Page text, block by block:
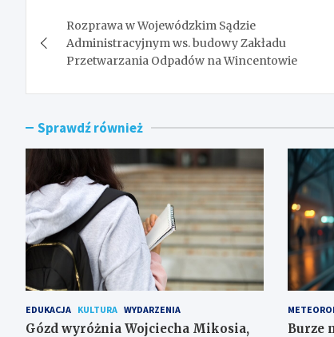
wpisu
Rozprawa w Wojewódzkim Sądzie
Administracyjnym ws. budowy Zakładu
Przetwarzania Odpadów na Wincentowie
Sprawdź również
EDUKACJA KULTURA WYDARZENIA
Gózd wyróżnia Wojciecha Mikosia,
Burze